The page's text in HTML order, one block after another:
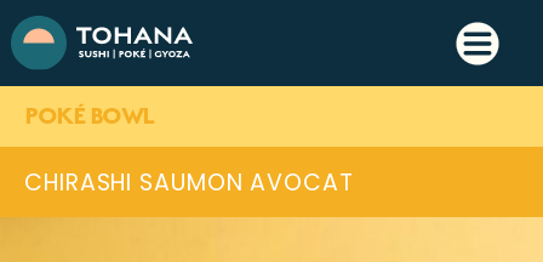
POKÉ BOWL
CHIRASHI SAUMON AVOCAT